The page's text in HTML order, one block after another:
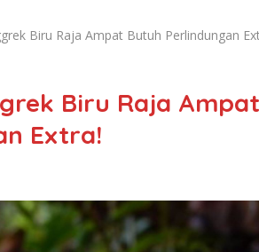
Biru Raja Ampat Butuh Perlindungan
Biru Raja Ampat
Extra!